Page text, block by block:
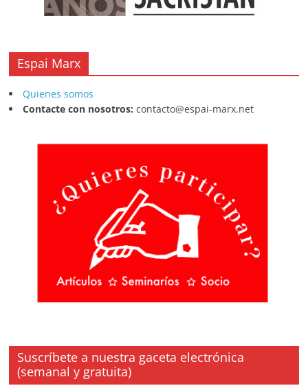
Espai Marx
Quienes somos
Contacte con nosotros: contacto@espai-marx.net
Suscríbete a nuestra gaceta electrónica
(semanal y gratuita)